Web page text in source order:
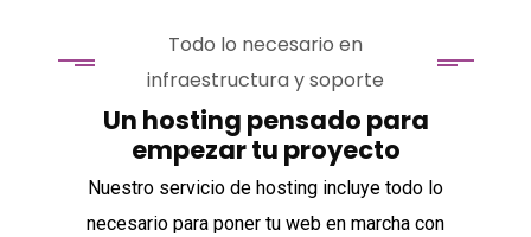
Todo lo necesario en
infraestructura y soporte
Un hosting pensado para
empezar tu proyecto
Nuestro servicio de hosting incluye todo lo
necesario para poner tu web en marcha con